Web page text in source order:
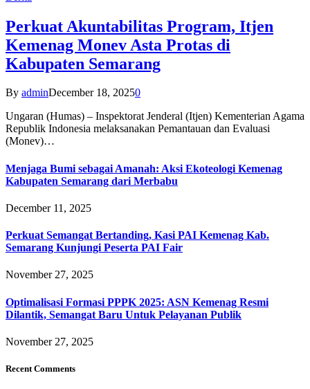
Perkuat Akuntabilitas Program, Itjen
Kemenag Monev Asta Protas di
Kabupaten Semarang
By adminDecember 18, 20250
Ungaran (Humas) – Inspektorat Jenderal (Itjen) Kementerian Agama
Republik Indonesia melaksanakan Pemantauan dan Evaluasi
(Monev)…
Menjaga Bumi sebagai Amanah: Aksi Ekoteologi Kemenag
Kabupaten Semarang dari Merbabu
December 11, 2025
Perkuat Semangat Bertanding, Kasi PAI Kemenag Kab.
Semarang Kunjungi Peserta PAI Fair
November 27, 2025
Optimalisasi Formasi PPPK 2025: ASN Kemenag Resmi
Dilantik, Semangat Baru Untuk Pelayanan Publik
November 27, 2025
Recent Comments